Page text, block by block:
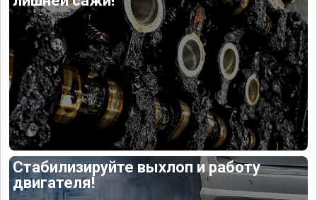
Стабилизируйте выхлоп и работу
двигателя!